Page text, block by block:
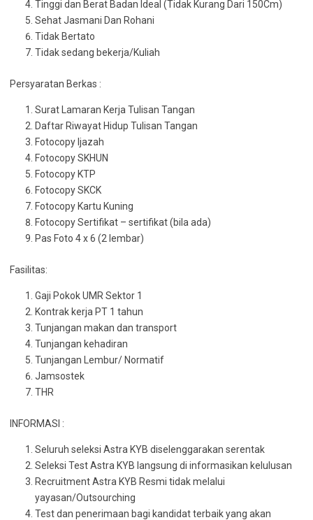
Tinggi dan Berat Badan Ideal (Tidak Kurang Dari 150Cm)
Sehat Jasmani Dan Rohani
Tidak Bertato
Tidak sedang bekerja/Kuliah
Persyaratan Berkas :
Surat Lamaran Kerja Tulisan Tangan
Daftar Riwayat Hidup Tulisan Tangan
Fotocopy Ijazah
Fotocopy SKHUN
Fotocopy KTP
Fotocopy SKCK
Fotocopy Kartu Kuning
Fotocopy Sertifikat – sertifikat (bila ada)
Pas Foto 4 x 6 (2 lembar)
Fasilitas:
Gaji Pokok UMR Sektor 1
Kontrak kerja PT 1 tahun
Tunjangan makan dan transport
Tunjangan kehadiran
Tunjangan Lembur/ Normatif
Jamsostek
THR
INFORMASI :
Seluruh seleksi Astra KYB diselenggarakan serentak
Seleksi Test Astra KYB langsung di informasikan kelulusan
Recruitment Astra KYB Resmi tidak melalui
yayasan/Outsourching
Test dan penerimaan bagi kandidat terbaik yang akan